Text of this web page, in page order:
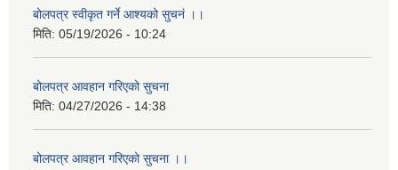
बोलपत्र स्वीकृत गर्ने आश्यको सुचनं ।।
मिति: 05/19/2026 - 10:24
बोलपत्र आवहान गरिएको सुचना
मिति: 04/27/2026 - 14:38
बोलपत्र आवहान गरिएको सुचना ।।